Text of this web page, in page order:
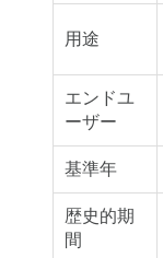
用途
エンドユ
ーザー
基準年
歴史的期
間